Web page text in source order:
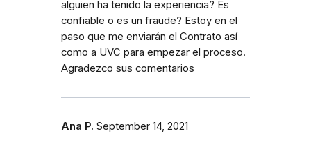
alguien ha tenido la experiencia? Es
confiable o es un fraude? Estoy en el
paso que me enviarán el Contrato así
como a UVC para empezar el proceso.
Agradezco sus comentarios
Ana P. September 14, 2021